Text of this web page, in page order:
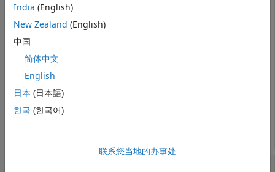
返回 32 位有符号整数类型的最小值。
v = intmin
v = int32
India (English)
New Zealand (English)
中国
简体中文
English
日本 (日本語)
한국 (한국어)
联系您当地的办事处